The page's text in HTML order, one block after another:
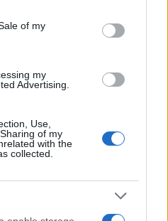
purposes in below Google
of my
my
Advertising.
Use,
of my
with the
collected.
2000 /2000
από reCAPTCHA, ισχύουν
ΠΟΥΤΙΝ